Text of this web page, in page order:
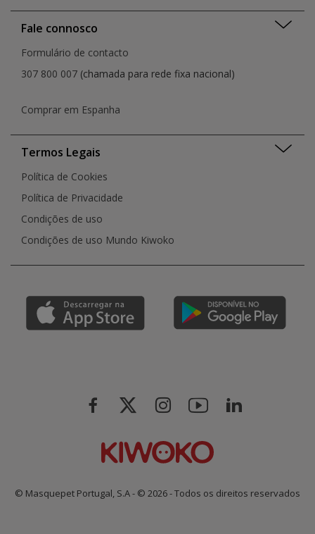
Fale connosco
Formulário de contacto
307 800 007 (chamada para rede fixa nacional)
Comprar em Espanha
Termos Legais
Política de Cookies
Política de Privacidade
Condições de uso
Condições de uso Mundo Kiwoko
© Masquepet Portugal, S.A - © 2026 - Todos os direitos reservados